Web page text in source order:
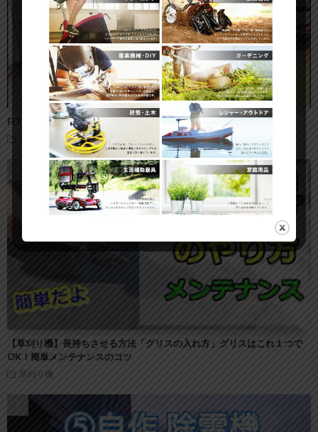
FITBOX（スピンバイク）の組み立て方・手順
スピンバイク
【草刈り機】長持ちさせる方法「グリスの入れ方」グリスはこれ１つで
OK！簡単メンテナンスのコツ
草刈り機